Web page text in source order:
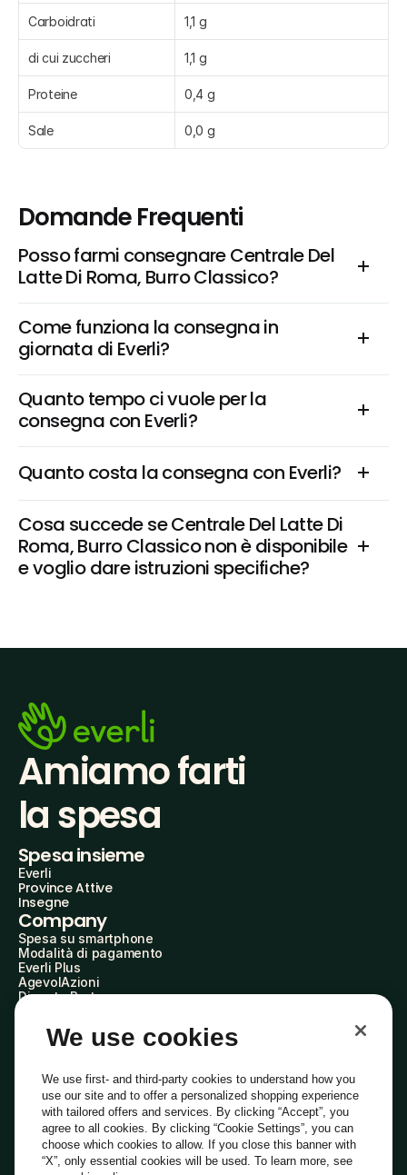
Carboidrati 1,1 g
di cui zuccheri 1,1 g
Proteine 0,4 g
Sale 0,0 g
Domande Frequenti
Posso farmi consegnare Centrale Del
Latte Di Roma, Burro Classico?
Come funziona la consegna in
giornata di Everli?
Quanto tempo ci vuole per la
consegna con Everli?
Quanto costa la consegna con Everli?
Cosa succede se Centrale Del Latte Di
Roma, Burro Classico non è disponibile
e voglio dare istruzioni specifiche?
Amiamo farti
la spesa
Spesa insieme
Everli
Province Attive
Insegne
Company
Spesa su smartphone
Modalità di pagamento
Everli Plus
AgevolAzioni
Diventa Partner
Everli Shoppers
About Us
Everli News
Domande frequenti
Lavora con noi
Diventa Shopper
Investitori
PrivacyCookiePreferenze Cookie
Termini e CondizioniCodice Etico
We use cookies
We use first- and third-party cookies to understand how you
use our site and to offer a personalized shopping experience
with tailored offers and services. By clicking “Accept”, you
agree to all cookies. By clicking “Cookie Settings”, you can
choose which cookies to allow. If you close this banner with
“X”, only essential cookies will be used. To learn more, see